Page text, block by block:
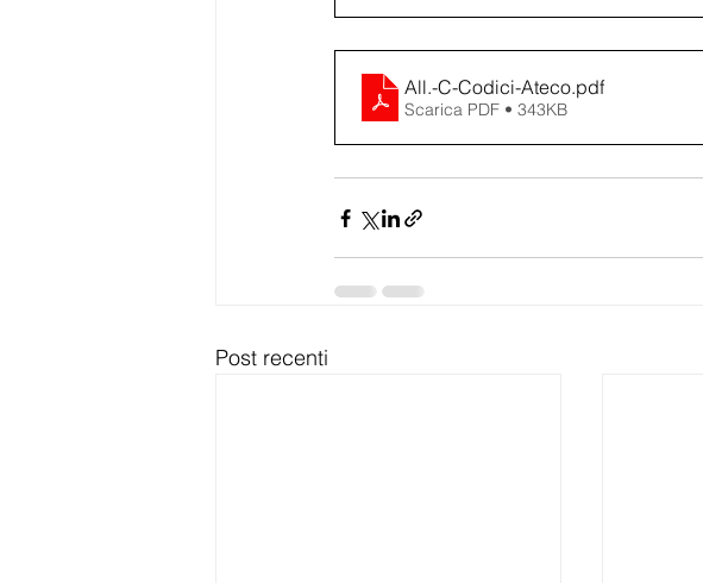
All.-C-Codici-Ateco.pdf
Scarica PDF • 343KB
Post recenti